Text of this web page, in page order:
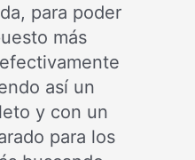
para poder
más
así un
y con un
para los